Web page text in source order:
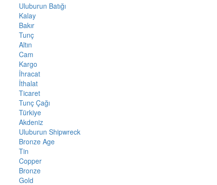
Uluburun Batığı
Kalay
Bakır
Tunç
Altın
Cam
Kargo
İhracat
İthalat
Ticaret
Tunç Çağı
Türkiye
Akdeniz
Uluburun Shipwreck
Bronze Age
Tin
Copper
Bronze
Gold